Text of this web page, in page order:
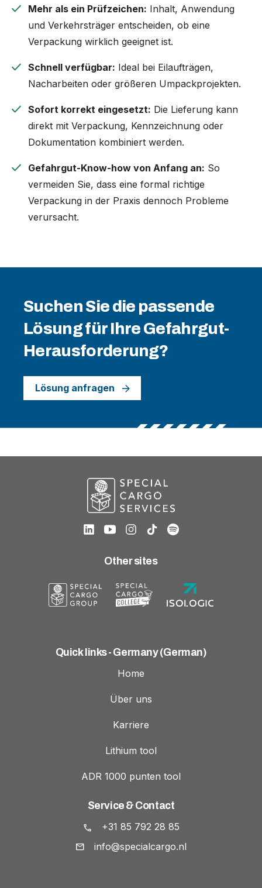
check Mehr als ein Prüfzeichen: Inhalt, Anwendung
und Verkehrsträger entscheiden, ob eine
Verpackung wirklich geeignet ist.
check Schnell verfügbar: Ideal bei Eilaufträgen,
Nacharbeiten oder größeren Umpackprojekten.
check Sofort korrekt eingesetzt: Die Lieferung kann
direkt mit Verpackung, Kennzeichnung oder
Dokumentation kombiniert werden.
check Gefahrgut-Know-how von Anfang an: So
vermeiden Sie, dass eine formal richtige
Verpackung in der Praxis dennoch Probleme
verursacht.
Suchen Sie die passende
Lösung für Ihre Gefahrgut-
Herausforderung?
Lösung anfragen
Other sites
Quick links - Germany (German)
Home
Über uns
Karriere
Lithium tool
ADR 1000 punten tool
Service & Contact
+31 85 792 28 85
info@specialcargo.nl